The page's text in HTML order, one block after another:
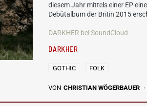
diesem Jahr mittels einer EP
Debütalbum der Britin 2015
DARKHER bei SoundCloud
DARKHER
GOTHIC FOLK
VON CHRISTIAN WÖGERBAUER